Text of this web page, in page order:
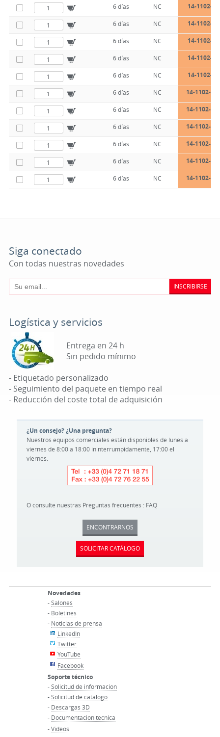
6 días NC 14-1102-
6 días NC 14-1102-
6 días NC 14-1102-
6 días NC 14-1102-
6 días NC 14-1102-
6 días NC 14-1102-
6 días NC 14-1102-
6 días NC 14-1102-
6 días NC 14-1102-
6 días NC 14-1102-
6 días NC 14-1102-
Siga conectado
Con todas nuestras novedades
INSCRIBIRSE
Logística y servicios
Entrega en 24 h
Sin pedido mínimo
- Etiquetado personalizado
- Seguimiento del paquete en tiempo real
- Reducción del coste total de adquisición
¿Un consejo? ¿Una pregunta?
Nuestros equipos comerciales están disponibles de lunes a
viernes de 8:00 a 18:00 ininterrumpidamente, 17:00 el
viernes.
O consulte nuestras Preguntas frecuentes : FAQ
ENCONTRARNOS
SOLICITAR CATÁLOGO
Novedades
-Salones
- Boletines
- Noticias de prensa
LinkedIn
Twitter
YouTube
Facebook
Soporte técnico
-Solicitud de informacion
-Solicitud de catalogo
- Descargas 3D
- Documentacion tecnica
-Videos